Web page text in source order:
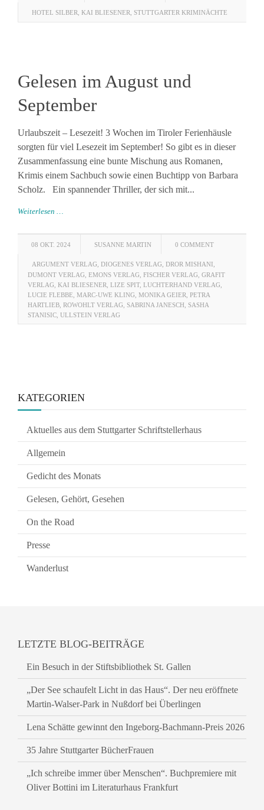
HOTEL SILBER KAI BLIESENER STUTTGARTER KRIMINÄCHTE
Gelesen im August und
September
Urlaubszeit – Lesezeit! 3 Wochen im Tiroler Ferienhäusle
sorgten für viel Lesezeit im September! So gibt es in dieser
Zusammenfassung eine bunte Mischung aus Romanen,
Krimis einem Sachbuch sowie einen Buchtipp von Barbara
Scholz. Ein spannender Thriller, der sich mit...
Weiterlesen …
08 OKT. 2024 SUSANNE MARTIN 0 COMMENT
ARGUMENT VERLAG DIOGENES VERLAG DROR MISHANI
DUMONT VERLAG EMONS VERLAG FISCHER VERLAG GRAFIT
VERLAG KAI BLIESENER LIZE SPIT, LUCHTERHAND VERLAG
LUCIE FLEBBE MARC-UWE KLING MONIKA GEIER PETRA
HARTLIEB ROWOHLT VERLAG SABRINA JANESCH SASHA
STANISIC ULLSTEIN VERLAG
KATEGORIEN
Aktuelles aus dem Stuttgarter Schriftstellerhaus
Allgemein
Gedicht des Monats
Gelesen, Gehört, Gesehen
On the Road
Presse
Wanderlust
LETZTE BLOG-BEITRÄGE
Ein Besuch in der Stiftsbibliothek St. Gallen
„Der See schaufelt Licht in das Haus“. Der neu eröffnete
Martin-Walser-Park in Nußdorf bei Überlingen
Lena Schätte gewinnt den Ingeborg-Bachmann-Preis 2026
35 Jahre Stuttgarter BücherFrauen
„Ich schreibe immer über Menschen“. Buchpremiere mit
Oliver Bottini im Literaturhaus Frankfurt